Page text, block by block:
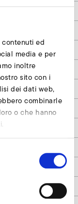
contenuti ed
media e per
inoltre
sito con i
dei dati web,
combinarle
o che hanno
208
190
570
20